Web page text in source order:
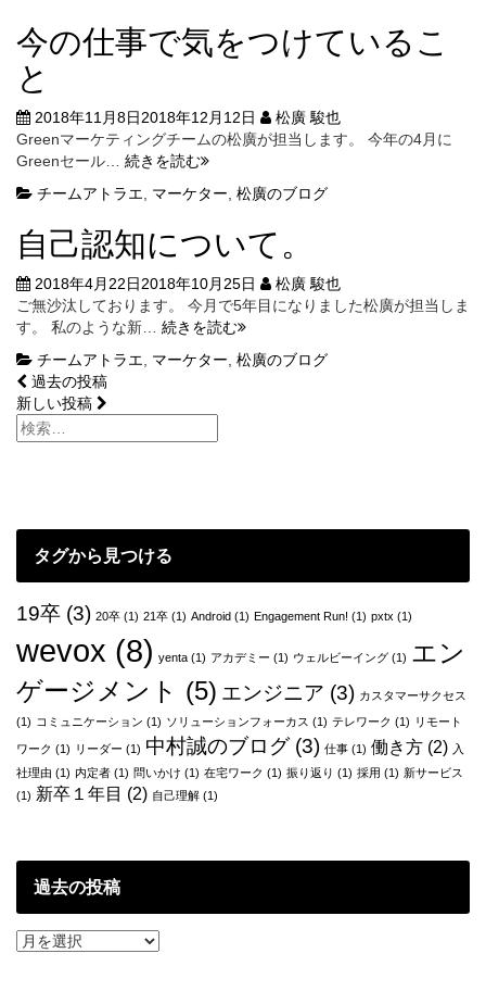
く、
「上
な
っ
も
を
好
き
に
の
ト
も、
同
じ
つ
チ
ム
で
あ
今の仕事で気をつけているこ
と
2018年11月8日2018年12月12日
松廣 駿也
Greenマーケティングチームの松廣が担当します。 今年の4月に
Greenセール… 続きを読む今
仕
で
を
つ
け
て
こ
と
チームアトラエ マーケター 松廣のブログ
自己認知について。
2018年4月22日2018年10月25日
松廣 駿也
ご無沙汰しております。 今月で5年目になりました松廣が担当しま
す。 私のような新… 続きを読む自
認
チームアトラエ マーケター 松廣のブログ
投
稿
ゲ
ー
シ
ョ
ン
過去の投稿
新しい投稿
タグから見つける
19卒 (3) 20卒 (1) 21卒 (1) Android (1) Engagement Run! (1) pxtx (1)
wevox (8) yenta (1) アカデミー (1) ウェルビーイング (1) エン
ゲージメント (5) エンジニア (3) カスタマーサクセス
(1) コミュニケーション (1) ソリューションフォーカス (1) テレワーク (1) リモート
ワーク (1) リーダー (1) 中村誠のブログ(3) 仕事 (1) 働き方 (2) 入
社理由 (1) 内定者 (1) 問いかけ (1) 在宅ワーク (1) 振り返り (1) 採用 (1) 新サービス
(1) 新卒１年目 (2) 自己理解 (1)
過去の投稿
過